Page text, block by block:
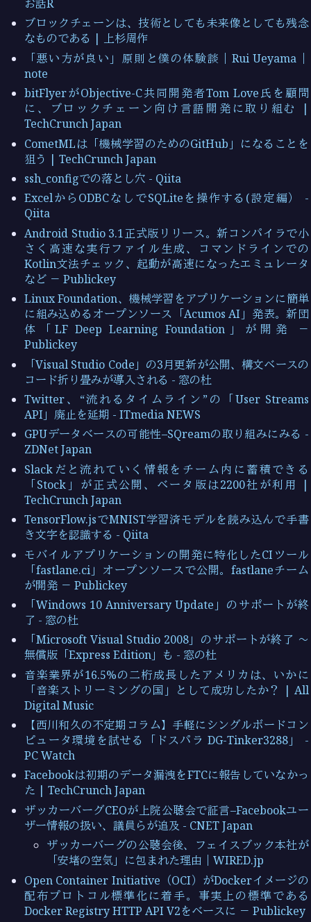
お話R
ブロックチェーンは、技術としても未来像としても残念
なものである | 上杉周作
「悪い方が良い」原則と僕の体験談｜Rui Ueyama｜
note
bitFlyerがObjective-C共同開発者Tom Love氏を顧問
に、ブロックチェーン向け言語開発に取り組む |
TechCrunch Japan
CometMLは「機械学習のためのGitHub」になることを
狙う | TechCrunch Japan
ssh_configでの落とし穴 - Qiita
ExcelからODBCなしでSQLiteを操作する(設定編） -
Qiita
Android Studio 3.1正式版リリース。新コンパイラで小
さく高速な実行ファイル生成、コマンドラインでの
Kotlin文法チェック、起動が高速になったエミュレータ
など － Publickey
Linux Foundation、機械学習をアプリケーションに簡単
に組み込めるオープンソース「Acumos AI」発表。新団
体「LF Deep Learning Foundation」が開発 －
Publickey
「Visual Studio Code」の3月更新が公開、構文ベースの
コード折り畳みが導入される - 窓の杜
Twitter、“流れるタイムライン”の「User Streams
API」廃止を延期 - ITmedia NEWS
GPUデータベースの可能性–SQreamの取り組みにみる -
ZDNet Japan
Slackだと流れていく情報をチーム内に蓄積できる
「Stock」が正式公開、ベータ版は2200社が利用 |
TechCrunch Japan
TensorFlow.jsでMNIST学習済モデルを読み込んで手書
き文字を認識する - Qiita
モバイルアプリケーションの開発に特化したCIツール
「fastlane.ci」オープンソースで公開。fastlaneチーム
が開発 － Publickey
「Windows 10 Anniversary Update」のサポートが終
了 - 窓の杜
「Microsoft Visual Studio 2008」のサポートが終了 ～
無償版「Express Edition」も - 窓の杜
音楽業界が16.5%の二桁成長したアメリカは、いかに
「音楽ストリーミングの国」として成功したか？ | All
Digital Music
【西川和久の不定期コラム】手軽にシングルボードコン
ピュータ環境を試せる「ドスパラ DG-Tinker3288」 -
PC Watch
Facebookは初期のデータ漏洩をFTCに報告していなかっ
た | TechCrunch Japan
ザッカーバーグCEOが上院公聴会で証言–Facebookユー
ザー情報の扱い、議員らが追及 - CNET Japan
ザッカーバーグの公聴会後、フェイスブック本社が
「安堵の空気」に包まれた理由｜WIRED.jp
Open Container Initiative（OCI）がDockerイメージの
配布プロトコル標準化に着手。事実上の標準である
Docker Registry HTTP API V2をベースに － Publickey